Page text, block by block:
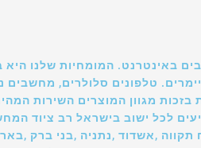
באינטרנט. המומחיות שלנו
טלפונים סלולרים,
מגוון המוצרים השירות
לכל ישוב בישראל רב ציוד
תקווה ,אשדוד ,נתניה ,בני ברק